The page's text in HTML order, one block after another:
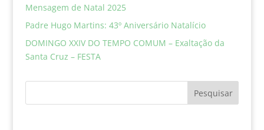
Mensagem de Natal 2025
Padre Hugo Martins: 43º Aniversário Natalício
DOMINGO XXIV DO TEMPO COMUM – Exaltação da
Santa Cruz – FESTA
Pesquisar